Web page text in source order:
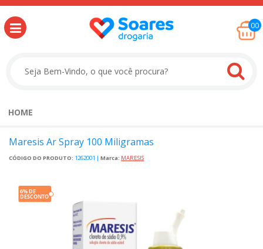
00
HOME
Maresis Ar Spray 100 Miligramas
CÓDIGO DO PRODUTO: 1262001 | Marca: MARESIS